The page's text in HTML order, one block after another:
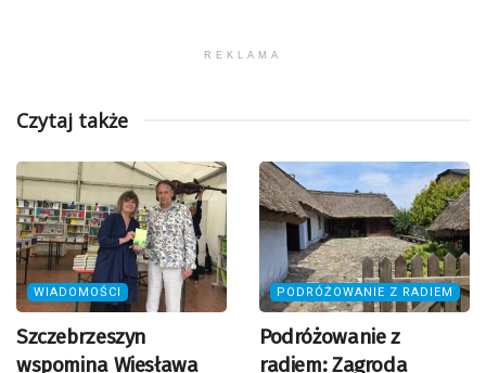
REKLAMA
Czytaj także
WIADOMOŚCI
Szczebrzeszyn
wspomina Wiesława
PODRÓŻOWANIE Z RADIEM
Podróżowanie z
radiem: Zagroda